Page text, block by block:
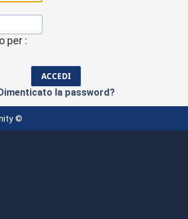
per :
la password?
©